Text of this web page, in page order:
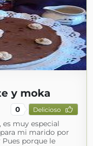
y moka
0 Delicioso
muy especial
mi marido por
Pues porque le